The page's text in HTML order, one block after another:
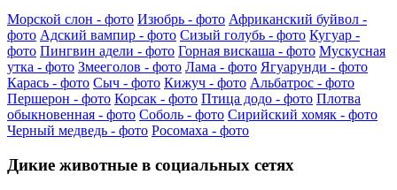
Морской слон - фото Изюбрь - фото Африканский буйвол -
фото Адский вампир - фото Сизый голубь - фото Кугуар -
фото Пингвин адели - фото Горная вискаша - фото Мускусная
утка - фото Змееголов - фото Лама - фото Ягуарунди - фото
Карась - фото Сыч - фото Кижуч - фото Альбатрос - фото
Першерон - фото Корсак - фото Птица додо - фото Плотва
обыкновенная - фото Соболь - фото Сирийский хомяк - фото
Черный медведь - фото Росомаха - фото
Дикие животные в социальных сетях